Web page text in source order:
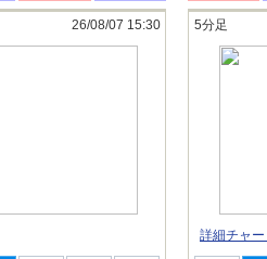
26/08/07 15:30 5分足
詳細チャ